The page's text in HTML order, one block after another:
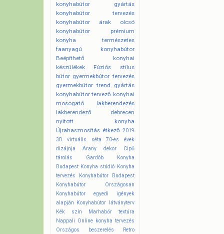
konyhabútor gyártás
konyhabútor tervezés
konyhabútor árak
olcsó
konyhabútor
prémium
konyha
természetes
faanyagú konyhabútor
Beépíthető konyhai
készülékek
Fúziós stílus
bútor gyermekbútor tervezés
gyermekbútor trend
gyártás
konyhabútor tervező konyhai
mosogató
lakberendezés
lakberendező debrecen
nyitott konyha
Újrahasznosítás étkező 2019
3D virtuális séta
70-es évek
dizájnja
Arany dekor
Cipő
tárolás
Gardób
Konyha
Budapest Konyha stúdió Konyha
tervezés
Konyhabútor Budapest
Konyhabútor Országosan
Konyhabútor egyedi igények
alapján Konyhabútor látványterv
Kék szín
Marhabőr textúra
Nappali Online konyha tervezés
Országos beszerelés
Retro